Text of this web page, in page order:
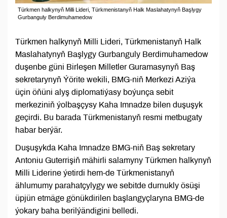
Türkmen halkynyň Milli Lideri, Türkmenistanyň Halk Maslahatynyň Başlygy
Gurbanguly Berdimuhamedow
Türkmen halkynyň Milli Lideri, Türkmenistanyň Halk
Maslahatynyň Başlygy Gurbanguly Berdimuhamedow
duşenbe güni Birleşen Milletler Guramasynyň Baş
sekretarynyň Ýörite wekili, BMG-niň Merkezi Aziýa
üçin öňüni alyş diplomatiýasy boýunça sebit
merkeziniň ýolbaşçysy Kaha Imnadze bilen duşuşyk
geçirdi. Bu barada Türkmenistanyň resmi metbugaty
habar berýär.
Duşuşykda Kaha Imnadze BMG-niň Baş sekretary
Antoniu Guterrişiň mähirli salamyny Türkmen halkynyň
Milli Liderine ýetirdi hem-de Türkmenistanyň
ählumumy parahatçylygy we sebitde durnukly ösüşi
üpjün etmäge gönükdirilen başlangyçlaryna BMG-de
ýokary baha berilýändigini belledi.